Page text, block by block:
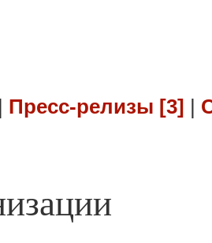
Пресс-релизы [3]